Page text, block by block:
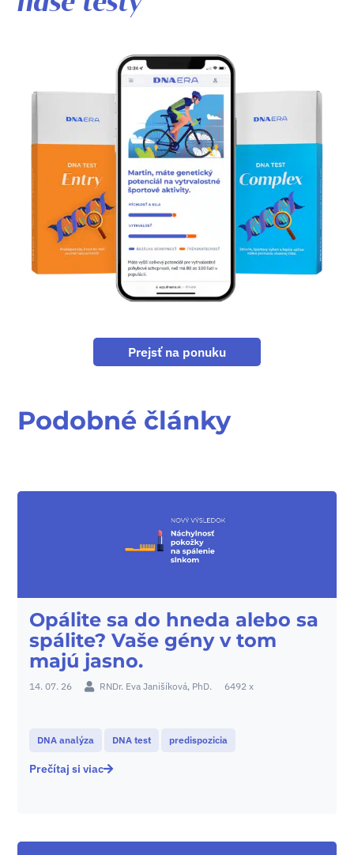
Prejsť na ponuku
Podobné články
Opálite sa do hneda alebo sa
spálite? Vaše gény v tom
majú jasno.
14. 07. 26 RNDr. Eva Janišíková, PhD. 6492 x
DNA analýza DNA test predispozicia
Prečítaj si viac